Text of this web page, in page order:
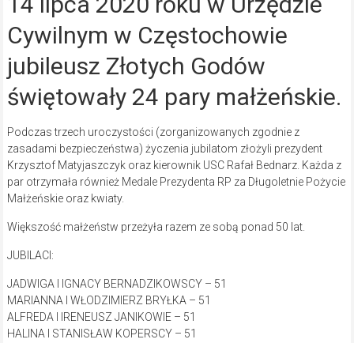
Cywilnym w Częstochowie
jubileusz Złotych Godów
świętowały 24 pary małżeńskie.
Podczas trzech uroczystości (zorganizowanych zgodnie z
zasadami bezpieczeństwa) życzenia jubilatom złożyli prezydent
Krzysztof Matyjaszczyk oraz kierownik USC Rafał Bednarz. Każda z
par otrzymała również Medale Prezydenta RP za Długoletnie Pożycie
Małżeńskie oraz kwiaty.
Większość małżeństw przeżyła razem ze sobą ponad 50 lat.
JUBILACI:
JADWIGA I IGNACY BERNADZIKOWSCY – 51
MARIANNA I WŁODZIMIERZ BRYŁKA – 51
ALFREDA I IRENEUSZ JANIKOWIE – 51
HALINA I STANISŁAW KOPERSCY – 51